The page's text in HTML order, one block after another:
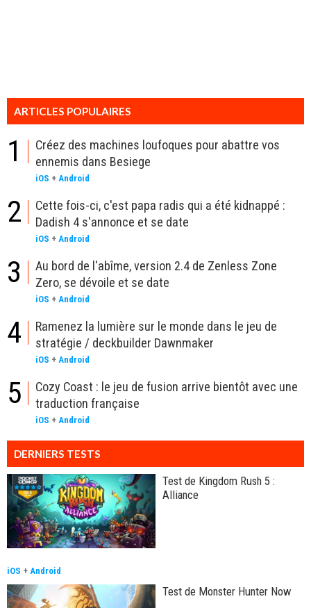
ARTICLES POPULAIRES
1
Créez des machines loufoques pour abattre vos
ennemis dans Besiege
iOS + Android
2
Cette fois-ci, c'est papa radis qui a été kidnappé :
Dadish 4 s'annonce et se date
iOS + Android
3
Au bord de l'abîme, version 2.4 de Zenless Zone
Zero, se dévoile et se date
iOS + Android
4
Ramenez la lumière sur le monde dans le jeu de
stratégie / deckbuilder Dawnmaker
iOS + Android
5
Cozy Coast : le jeu de fusion arrive bientôt avec une
traduction française
iOS + Android
DERNIERS TESTS
Test de Kingdom Rush 5 :
Alliance
iOS + Android
Test de Monster Hunter Now